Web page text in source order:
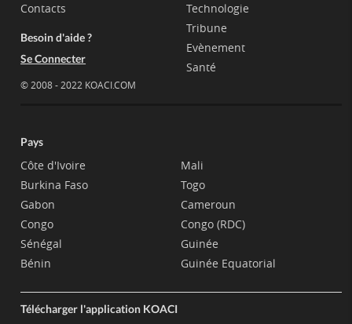
Contacts
Besoin d'aide ?
Se Connecter
© 2008 - 2022 KOACI.COM
Technologie
Tribune
Evènement
Santé
Pays
Côte d'Ivoire
Burkina Faso
Gabon
Congo
Sénégal
Bénin
Mali
Togo
Cameroun
Congo (RDC)
Guinée
Guinée Equatorial
Télécharger l'application KOACI